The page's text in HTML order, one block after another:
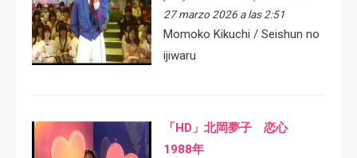
27 marzo 2026 a las 2:51
Momoko Kikuchi / Seishun no
ijiwaru
「HD」北岡夢子 恋心
1988年